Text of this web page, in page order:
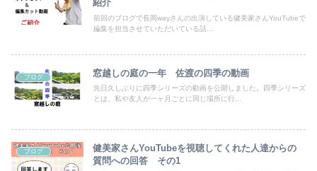
紹介
前回のブログで長岡wayさんの出演している健美家さんYouTubeで
編集を担当させていただいている話...
ブログ 窓越しの庭の一年 佐渡の四季の動画
先日久しぶりに四季シリーズの動画を公開しました。四季シリーズ
とは、私や友人が一ヶ月ごとに同じ場所に行...
ブログ
健美家さんYouTubeを視聴してくれた人達からの
質問への回答 その1